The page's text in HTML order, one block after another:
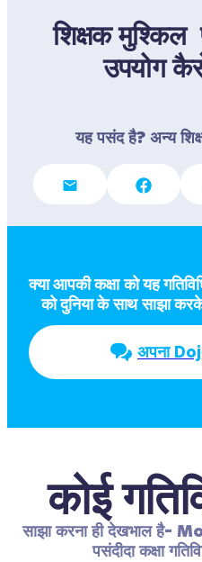
शिक्षक मुश्किल
उपयोग
यह पसंद है? अन्य
क्या आपकी कक्षा को यह
को दुनिया के साथ साझा
अपना
कोई
साझा करना ही देखभाल है-
पसंदीदा कक्षा